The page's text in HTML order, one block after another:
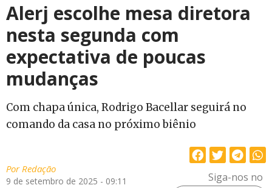
Alerj escolhe mesa diretora
nesta segunda com
expectativa de poucas
mudanças
Com chapa única, Rodrigo Bacellar seguirá no
comando da casa no próximo biênio
PorRedação
9 de setembro de 2025 - 09:11 Siga-nos no